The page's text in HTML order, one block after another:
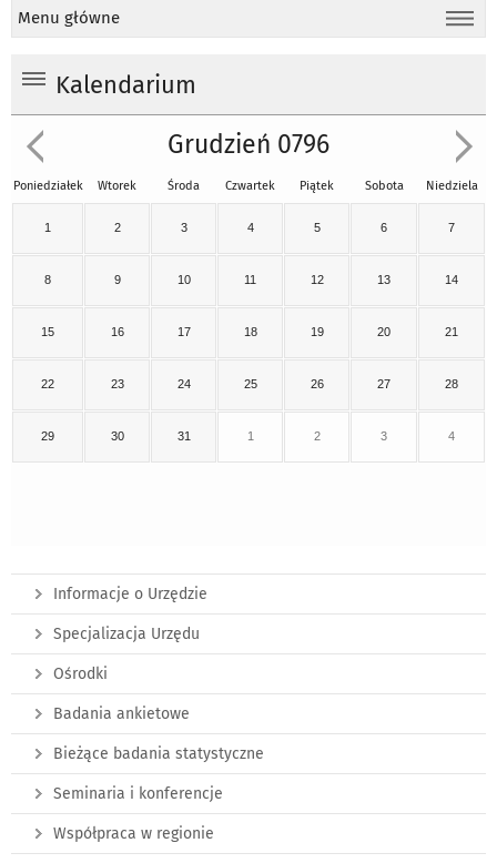
Menu główne
Kalendarium
Grudzień 0796
Poniedziałek Wtorek Środa Czwartek Piątek Sobota Niedziela
1 2 3 4 5 6 7
8 9 10 11 12 13 14
15 16 17 18 19 20 21
22 23 24 25 26 27 28
29 30 31 1 2 3 4
Informacje o Urzędzie
Specjalizacja Urzędu
Ośrodki
Badania ankietowe
Bieżące badania statystyczne
Seminaria i konferencje
Współpraca w regionie